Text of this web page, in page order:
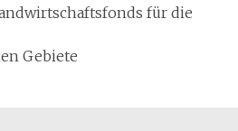
für die
Gebiete